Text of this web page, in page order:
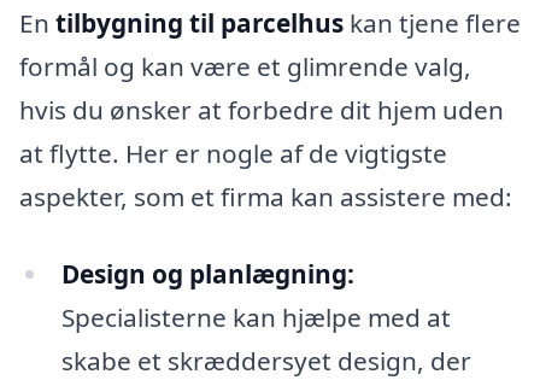
En tilbygning til parcelhus kan tjene flere
formål og kan være et glimrende valg,
hvis du ønsker at forbedre dit hjem uden
at flytte. Her er nogle af de vigtigste
aspekter, som et firma kan assistere med:
Design og planlægning:
Specialisterne kan hjælpe med at
skabe et skræddersyet design, der